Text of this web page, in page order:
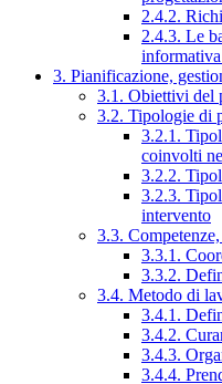
2.4.2.
2.4.3. Le
3. Pianificazione,
3.1. Obiettivi del
3.2. Tipologie di
3.2.1.
coinvolti
3.2.2.
3.2.3.
intervento
3.3.
3.3.1.
3.3.2.
3.4. Metodo di
3.4.1.
3.4.2.
3.4.3.
3.4.4.